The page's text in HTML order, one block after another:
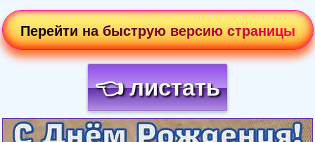
Перейти на быструю версию страницы
👈 листать
Загрузка картинки...